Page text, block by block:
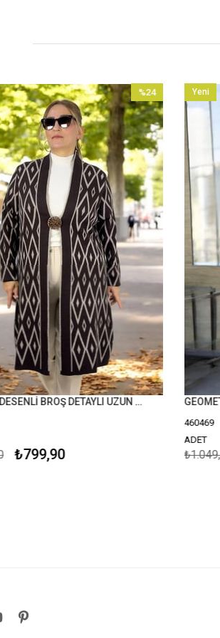
BAKLAVA DESENLİ BROŞ DETAYLI UZUN KOLLU ŞAL YAKA BÜYÜK BEDEN TRİKO HIRKA
₺799,90
%24
İndirim
%24İndirim
460469
ADET
Yeni
Ürün